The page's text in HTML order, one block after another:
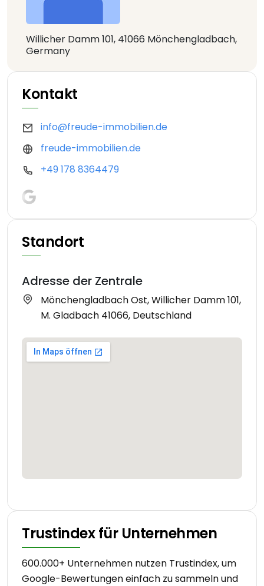
Willicher Damm 101, 41066 Mönchengladbach,
Germany
Kontakt
info@freude-immobilien.de
freude-immobilien.de
+49 178 8364479
Standort
Adresse der Zentrale
Mönchengladbach Ost, Willicher Damm 101,
M. Gladbach 41066, Deutschland
Trustindex für Unternehmen
600.000+ Unternehmen nutzen Trustindex, um
Google-Bewertungen einfach zu sammeln und